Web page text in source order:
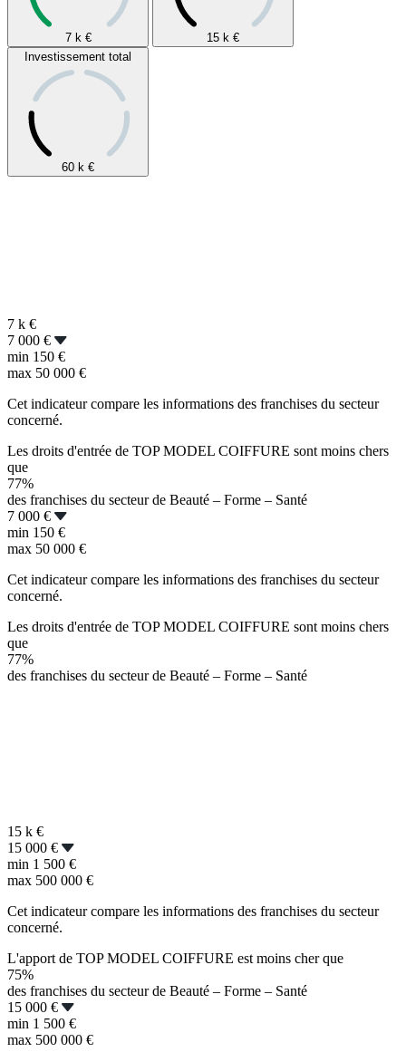
7 k € 15 k €
Investissement total
60 k €
7 k €
7 000 €
min 150 €
max 50 000 €
Cet indicateur compare les informations des franchises du secteur
concerné.
Les droits d'entrée de TOP MODEL COIFFURE sont moins chers
que
77%
des franchises du secteur de Beauté – Forme – Santé
7 000 €
min 150 €
max 50 000 €
Cet indicateur compare les informations des franchises du secteur
concerné.
Les droits d'entrée de TOP MODEL COIFFURE sont moins chers
que
77%
des franchises du secteur de Beauté – Forme – Santé
15 k €
15 000 €
min 1 500 €
max 500 000 €
Cet indicateur compare les informations des franchises du secteur
concerné.
L'apport de TOP MODEL COIFFURE est moins cher que
75%
des franchises du secteur de Beauté – Forme – Santé
15 000 €
min 1 500 €
max 500 000 €